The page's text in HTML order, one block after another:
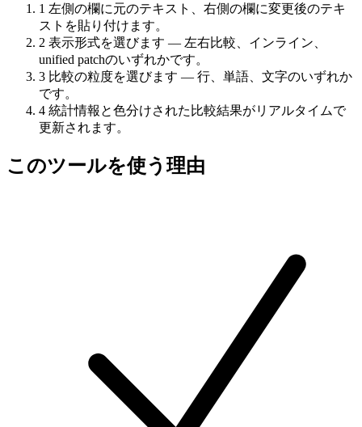
1 左側の欄に元のテキスト、右側の欄に変更後のテキ
ストを貼り付けます。
2 表示形式を選びます — 左右比較、インライン、
unified patchのいずれかです。
3 比較の粒度を選びます — 行、単語、文字のいずれか
です。
4 統計情報と色分けされた比較結果がリアルタイムで
更新されます。
このツールを使う理由